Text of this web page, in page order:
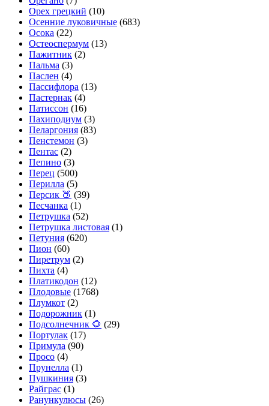
Орех грецкий (10)
Осенние луковичные (683)
Осока (22)
Остеоспермум (13)
Пажитник (2)
Пальма (3)
Паслен (4)
Пассифлора (13)
Пастернак (4)
Патиссон (16)
Пахиподиум (3)
Пеларгония (83)
Пенстемон (3)
Пентас (2)
Пепино (3)
Перец (500)
Перилла (5)
Персик 🍑 (39)
Песчанка (1)
Петрушка (52)
Петрушка листовая (1)
Петуния (620)
Пион (60)
Пиретрум (2)
Пихта (4)
Платикодон (12)
Плодовые (1768)
Плумкот (2)
Подорожник (1)
Подсолнечник 🌻 (29)
Портулак (17)
Примула (90)
Просо (4)
Прунелла (1)
Пушкиния (3)
Райграс (1)
Ранункулюсы (26)